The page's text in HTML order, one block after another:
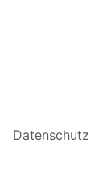
Datenschutz